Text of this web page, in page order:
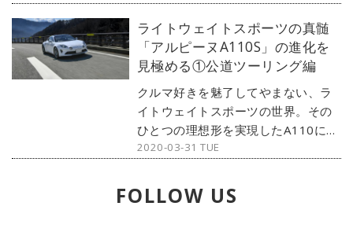
ライトウェイトスポーツの真髄
「アルピーヌA110S」の進化を
見極める①公道ツーリング編
クルマ好きを魅了してやまない、ラ
イトウェイトスポーツの世界。その
ひとつの理想形を実現したA110に、
新たな高み「S」が見えてきた。さら
る喜びを、まずはストリートで試
す。◎文：石川芳雄／写真：永元秀
2020-03-31 TUE
FOLLOW US